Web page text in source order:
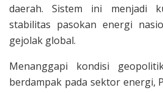
daerah. Sistem ini menjadi
stabilitas pasokan energi
gejolak global.
Menanggapi kondisi
berdampak pada sektor energi,